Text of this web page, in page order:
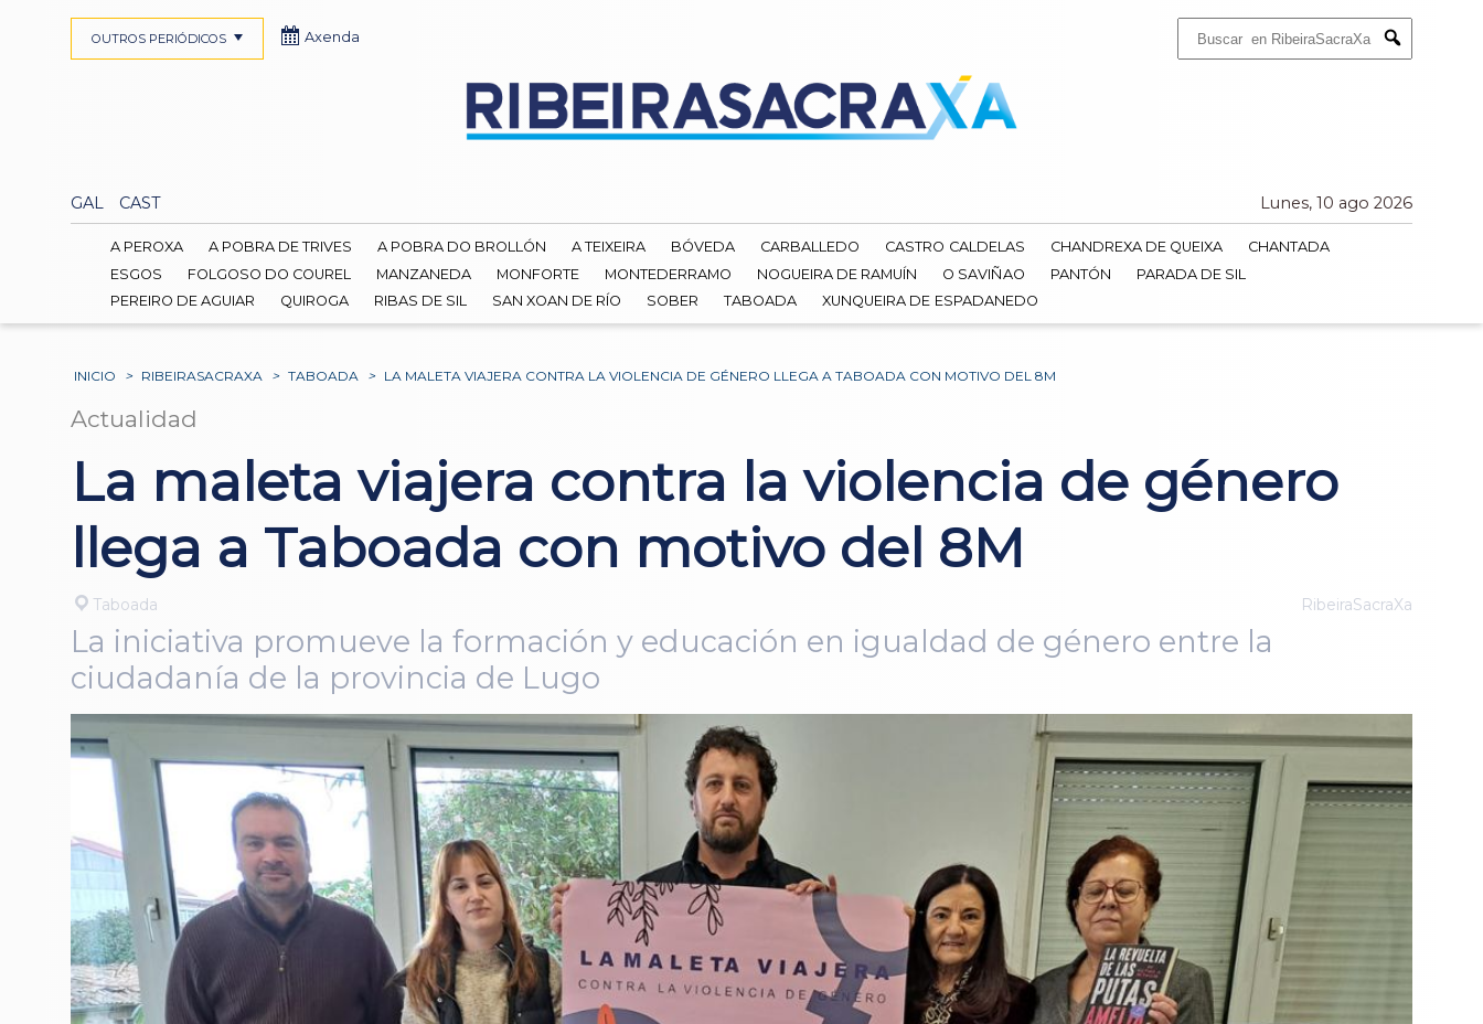
Submit
GAL CAST Lunes, 10 ago 2026
OUTROS PERIÓDICOS Axenda
A PEROXA A POBRA DE TRIVES A POBRA DO BROLLÓN A TEIXEIRA BÓVEDA CARBALLEDO CASTRO CALDELAS CHANDREXA DE QUEIXA
CHANTADA
ESGOS
FOLGOSO DO COUREL MANZANEDA MONFORTE MONTEDERRAMO NOGUEIRA DE RAMUÍN O SAVIÑAO PANTÓN
PARADA DE SIL
PEREIRO DE AGUIAR
QUIROGA RIBAS DE SIL SAN XOAN DE RÍO SOBER TABOADA XUNQUEIRA DE ESPADANEDO
INICIO > RIBEIRASACRAXA > TABOADA > LA MALETA VIAJERA CONTRA LA VIOLENCIA DE GÉNERO LLEGA A TABOADA CON MOTIVO DEL 8M
Actualidad
La maleta viajera contra la violencia de género
llega a Taboada con motivo del 8M
Taboada RibeiraSacraXa
La iniciativa promueve la formación y educación en igualdad de género entre la
ciudadanía de la provincia de Lugo